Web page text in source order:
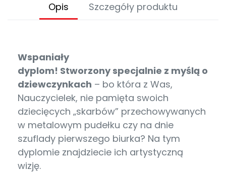
Opis Szczegóły produktu
Wspaniały
dyplom! Stworzony specjalnie z myślą o
dziewczynkach – bo która z Was,
Nauczycielek, nie pamięta swoich
dziecięcych „skarbów” przechowywanych
w metalowym pudełku czy na dnie
szuflady pierwszego biurka? Na tym
dyplomie znajdziecie ich artystyczną
wizję.